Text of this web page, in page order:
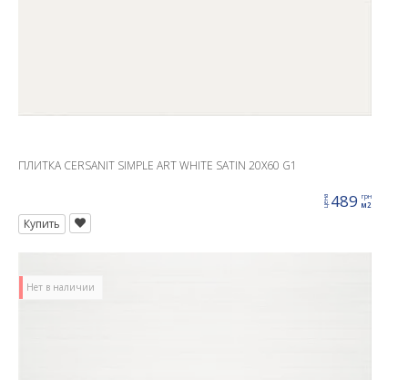
ПЛИТКА CERSANIT SIMPLE ART WHITE SATIN 20X60 G1
цена489 грн
м2
Купить
Нет в наличии